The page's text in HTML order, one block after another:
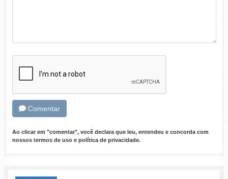
Comentar
Ao clicar em "comentar", você declara que leu, entendeu e concorda com
nossos termos de usoe política de privacidade.